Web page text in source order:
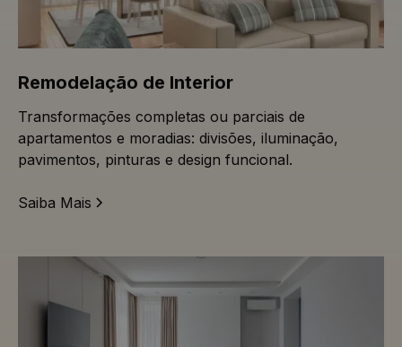
Remodelação de Interior
Transformações completas ou parciais de
apartamentos e moradias: divisões, iluminação,
pavimentos, pinturas e design funcional.
Saiba Mais